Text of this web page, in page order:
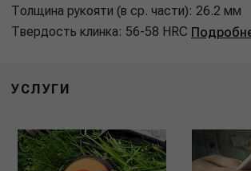
Толщина рукояти (в ср. части): 26.2 мм
Твердость клинка: 56-58 HRC
УСЛУГИ